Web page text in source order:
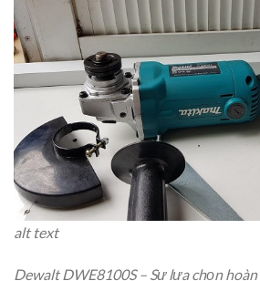
alt text
Dewalt DWE8100S – Sự lựa chọn